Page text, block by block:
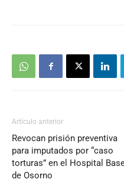
Artículo anterior
Revocan prisión preventiva
para imputados por “caso
torturas” en el Hospital
de Osorno